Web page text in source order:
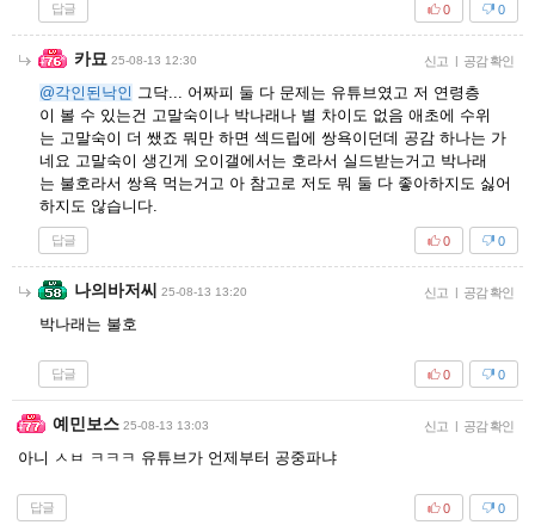
답글 0
0
카묘 25-08-13 12:30 신고 | 공감 확인
@각인된낙인 그닥... 어짜피 둘 다 문제는 유튜브였고 저 연령층
이 볼 수 있는건 고말숙이나 박나래나 별 차이도 없음 애초에 수위
는 고말숙이 더 쌨죠 뭐만 하면 섹드립에 쌍욕이던데 공감 하나는 가
네요 고말숙이 생긴게 오이갤에서는 호라서 실드받는거고 박나래
는 불호라서 쌍욕 먹는거고 아 참고로 저도 뭐 둘 다 좋아하지도 싫어
하지도 않습니다.
답글 0
0
나의바저씨 25-08-13 13:20 신고 | 공감 확인
박나래는 불호
답글 0
0
예민보스 25-08-13 13:03 신고 | 공감 확인
아니 ㅅㅂ ㅋㅋㅋ 유튜브가 언제부터 공중파냐
답글 0
0